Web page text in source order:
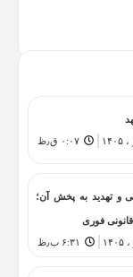
۰:۰۷ ق٫ظ
تهدید به پخش آن؛
فوری
۶:۳۱ ب٫ظ